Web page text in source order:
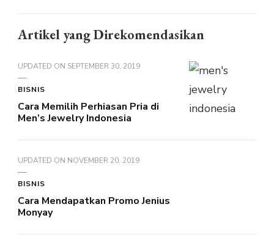
Artikel yang Direkomendasikan
UPDATED ON SEPTEMBER 30, 2019
BISNIS
Cara Memilih Perhiasan Pria di
Men’s Jewelry Indonesia
UPDATED ON NOVEMBER 20, 2019
BISNIS
Cara Mendapatkan Promo Jenius
Monyay